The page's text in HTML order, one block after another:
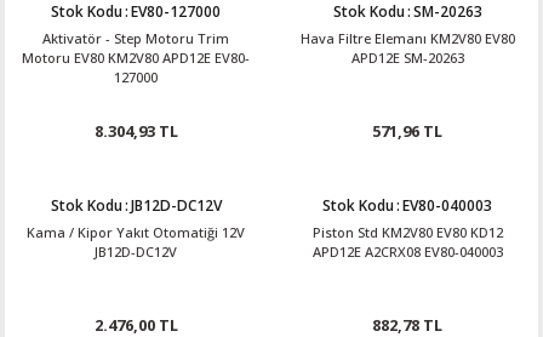
Stok Kodu:EV80-127000
Aktivatör - Step Motoru Trim
Motoru EV80 KM2V80 APD12E EV80-
127000
8.304,93 TL
Stok Kodu:SM-20263
Hava Filtre Elemanı KM2V80 EV80
APD12E SM-20263
571,96 TL
Stok Kodu:JB12D-DC12V
Kama / Kipor Yakıt Otomatiği 12V
JB12D-DC12V
2.476,00 TL
Stok Kodu:EV80-040003
Piston Std KM2V80 EV80 KD12
APD12E A2CRX08 EV80-040003
882,78 TL